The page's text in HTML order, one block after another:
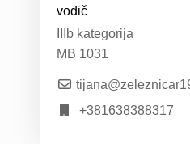
vodič
IIIb kategorija
MB 1031
+381638388317